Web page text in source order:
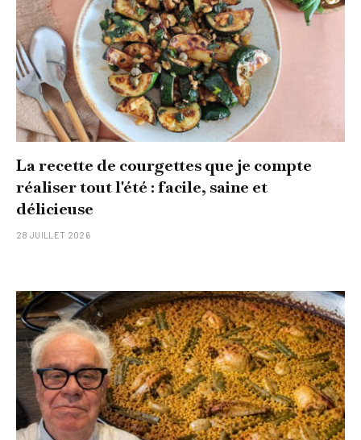
La recette de courgettes que je compte
réaliser tout l'été : facile, saine et
délicieuse
28 JUILLET 2026